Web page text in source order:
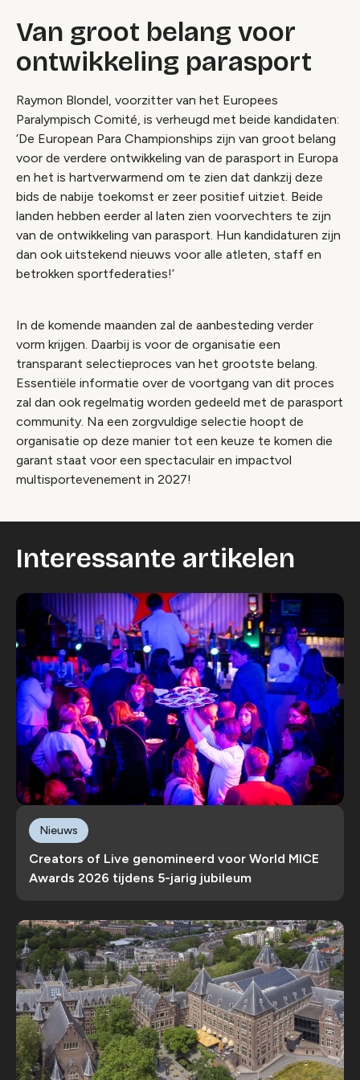
Van groot belang voor
ontwikkeling parasport
Raymon Blondel, voorzitter van het Europees
Paralympisch Comité, is verheugd met beide kandidaten:
‘De European Para Championships zijn van groot belang
voor de verdere ontwikkeling van de parasport in Europa
en het is hartverwarmend om te zien dat dankzij deze
bids de nabije toekomst er zeer positief uitziet. Beide
landen hebben eerder al laten zien voorvechters te zijn
van de ontwikkeling van parasport. Hun kandidaturen zijn
dan ook uitstekend nieuws voor alle atleten, staff en
betrokken sportfederaties!’
In de komende maanden zal de aanbesteding verder
vorm krijgen. Daarbij is voor de organisatie een
transparant selectieproces van het grootste belang.
Essentiële informatie over de voortgang van dit proces
zal dan ook regelmatig worden gedeeld met de parasport
community. Na een zorgvuldige selectie hoopt de
organisatie op deze manier tot een keuze te komen die
garant staat voor een spectaculair en impactvol
multisportevenement in 2027!
Interessante artikelen
Creators of Live genomineerd voor World MICE
Awards 2026 tijdens 5-jarig jubileum
Nieuws